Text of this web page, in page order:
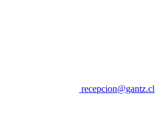
recepcion@gantz.cl